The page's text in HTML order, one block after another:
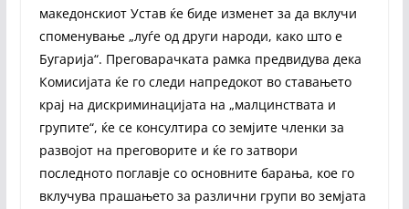
македонскиот Устав ќе биде изменет за да вклучи
споменување „луѓе од други народи, како што е
Бугарија“. Преговарачката рамка предвидува дека
Комисијата ќе го следи напредокот во ставањето
крај на дискриминацијата на „малцинствата и
групите“, ќе се консултира со земјите членки за
развојот на преговорите и ќе го затвори
последното поглавје со основните барања, кое го
вклучува прашањето за различни групи во земјата